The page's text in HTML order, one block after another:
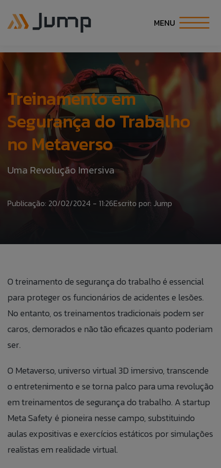
MENU
SOLUÇÕES
ESPECIALIDADES
CARREIRA
COE
FALE CONOSO
CANAL DE ÉTICA
ES
Treinamento em
Segurança do Trabalho
no Metaverso
Uma Revolução Imersiva
Publicação: 20/02/2024 - 11:26Escrito por: Jump
O treinamento de segurança do trabalho é essencial
para proteger os funcionários de acidentes e lesões.
No entanto, os treinamentos tradicionais podem ser
caros, demorados e não tão eficazes quanto poderiam
ser.
O Metaverso, universo virtual 3D imersivo, transcende
o entretenimento e se torna palco para uma revolução
em treinamentos de segurança do trabalho. A startup
Meta Safety é pioneira nesse campo, substituindo
aulas expositivas e exercícios estáticos por simulações
realistas em realidade virtual.